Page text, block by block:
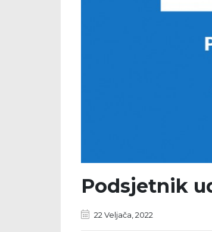
Podsjetnik
22 Veljača, 2022